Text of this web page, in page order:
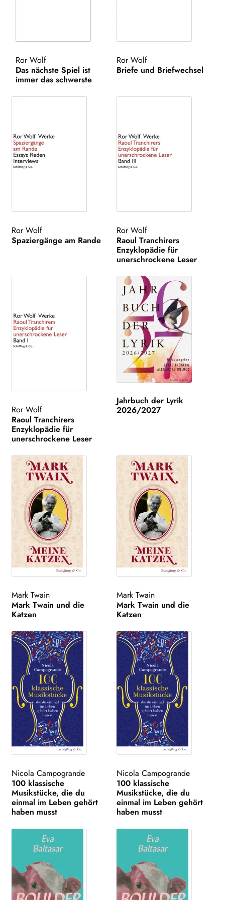
NEWSLETTER
WEITERE VERLAGE
Ror Wolf
Das nächste Spiel ist
immer das schwerste
Ror Wolf
Briefe und Briefwechsel
Ror Wolf
Spaziergänge am Rande
Ror Wolf
Raoul Tranchirers
Enzyklopädie für
unerschrockene Leser
Ror Wolf
Raoul Tranchirers
Enzyklopädie für
unerschrockene Leser
Jahrbuch der Lyrik
2026/2027
Mark Twain
Mark Twain und die
Katzen
Mark Twain
Mark Twain und die
Katzen
Nicola Campogrande
100 klassische
Musikstücke, die du
einmal im Leben gehört
haben musst
Nicola Campogrande
100 klassische
Musikstücke, die du
einmal im Leben gehört
haben musst